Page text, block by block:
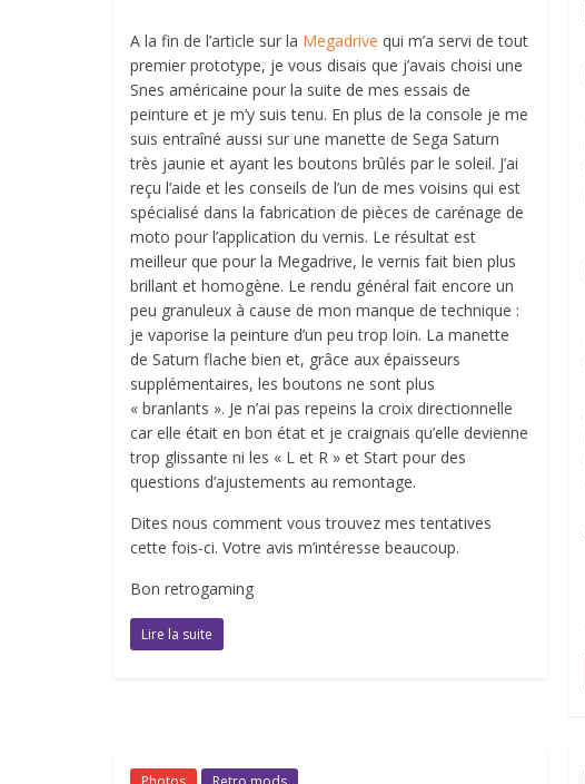
A la fin de l’article sur la Megadrive qui m’a servi de tout
premier prototype, je vous disais que j’avais choisi une
Snes américaine pour la suite de mes essais de
peinture et je m’y suis tenu. En plus de la console je me
suis entraîné aussi sur une manette de Sega Saturn
très jaunie et ayant les boutons brûlés par le soleil. J’ai
reçu l’aide et les conseils de l’un de mes voisins qui est
spécialisé dans la fabrication de pièces de carénage de
moto pour l’application du vernis. Le résultat est
meilleur que pour la Megadrive, le vernis fait bien plus
brillant et homogène. Le rendu général fait encore un
peu granuleux à cause de mon manque de technique :
je vaporise la peinture d’un peu trop loin. La manette
de Saturn flache bien et, grâce aux épaisseurs
supplémentaires, les boutons ne sont plus
« branlants ». Je n’ai pas repeins la croix directionnelle
car elle était en bon état et je craignais qu’elle devienne
trop glissante ni les « L et R » et Start pour des
questions d’ajustements au remontage.
Dites nous comment vous trouvez mes tentatives
cette fois-ci. Votre avis m’intéresse beaucoup.
Bon retrogaming
Lire la suite